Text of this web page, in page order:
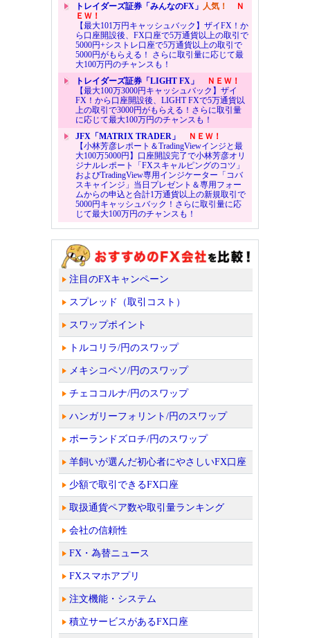
トレイダーズ証券「みんなのFX」 人気！
Ｎ
ＥＷ！
【最大101万円キャッシュバック】ザイFX！か
ら口座開設後、FX口座で5万通貨以上の取引で
5000円+シストレ口座で5万通貨以上の取引で
5000円がもらえる！ さらに取引量に応じて最
大100万円のチャンスも！
トレイダーズ証券「LIGHT FX」
ＮＥＷ！
【最大100万3000円キャッシュバック】ザイ
FX！から口座開設後、LIGHT FXで5万通貨以
上の取引で3000円がもらえる！さらに取引量
に応じて最大100万円のチャンスも！
JFX「MATRIX TRADER」
ＮＥＷ！
【小林芳彦レポート＆TradingViewインジと最
大100万5000円】口座開設完了で小林芳彦オリ
ジナルレポート「FXスキャルピングのコツ」
およびTradingView専用インジケーター「コバ
スキャインジ」当日プレゼント＆専用フォー
ムからの申込と合計1万通貨以上の新規取引で
5000円キャッシュバック！さらに取引量に応
じて最大100万円のチャンスも！
注目のFXキャンペーン
スプレッド（取引コスト）
スワップポイント
トルコリラ/円のスワップ
メキシコペソ/円のスワップ
チェココルナ/円のスワップ
ハンガリーフォリント/円のスワップ
ポーランドズロチ/円のスワップ
羊飼いが選んだ初心者にやさしいFX口座
少額で取引できるFX口座
取扱通貨ペア数や取引量ランキング
会社の信頼性
FX・為替ニュース
FXスマホアプリ
注文機能・システム
積立サービスがあるFX口座